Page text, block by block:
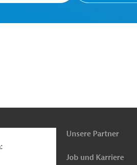
Luftverkehr, Flughäfen
Verwaltung und Regierung
oben
Unsere Partner
Job und Karriere